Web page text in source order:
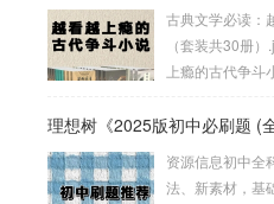
很久了，现在还
些小修复，大
源仓库网站上下
今天分享的两个
源规则的书源仓
是Yiove书源...
古典文学必读：
（套装共30册
上瘾的古代争
说（套装共30册
链接：https://
理想树《2025版初中必刷题 (
资源信息初中全
法、新素材，基